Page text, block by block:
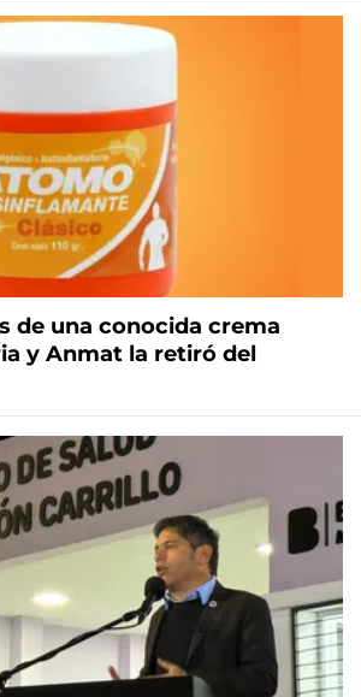
de una conocida crema
y Anmat la retiró del